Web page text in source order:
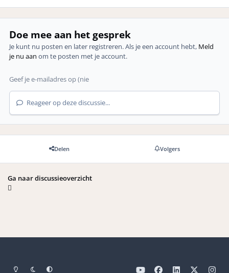
Doe mee aan het gesprek
Je kunt nu posten en later registreren. Als je een account hebt, Meld
je nu aan om te posten met je account.
Reageer op deze discussie...
Delen Volgers
Ga naar discussieoverzicht
Light ModeDark ModeSysteemvoorkeuren